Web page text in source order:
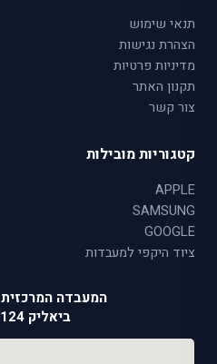
תנאי שימוש
הצהרת נגישות
מדיניות פרטיות
תקנון האתר
צור קשר
קטגוריות מובילות
APPLE
SAMSUNG
GOOGLE
ציוד היקפי למעבדות
המעבדה המרכזית TAS ISRAEL
ביאליק 124 רמת גן